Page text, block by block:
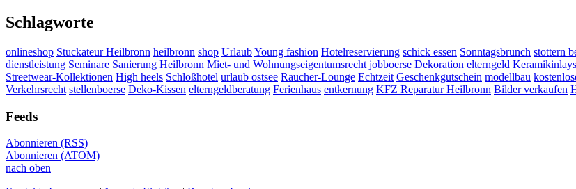
Schlagworte
onlineshop Stuckateur Heilbronn heilbronn shop UrlaubYoung fashion Hotelreservierung schick essen Sonntagsbrunch stottern
dienstleistung Seminare Sanierung Heilbronn Miet- und Wohnungseigentumsrecht jobboerse Dekoration elterngeld Keramikinlays
Streetwear-Kollektionen High heels Schloßhotel urlaub ostsee Raucher-Lounge Echtzeit Geschenkgutschein modellbau
Verkehrsrecht stellenboerse Deko-Kissen elterngeldberatung Ferienhaus entkernung KFZ Reparatur Heilbronn Bilder verkaufen
Feeds
Abonnieren (RSS)
Abonnieren (ATOM)
nach oben